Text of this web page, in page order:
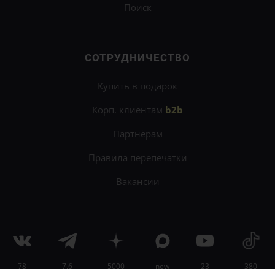
Поиск
СОТРУДНИЧЕСТВО
Купить в подарок
Корп. клиентам b2b
Партнёрам
Правила перепечатки
Вакансии
78 7,6 5000 new 23 380